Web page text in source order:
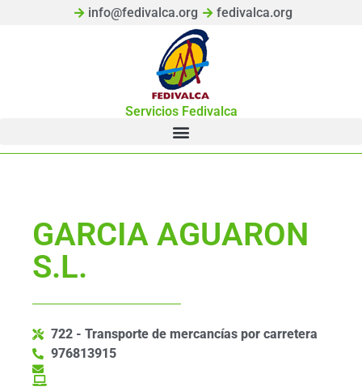
info@fedivalca.org fedivalca.org
Servicios Fedivalca
GARCIA AGUARON
S.L.
722 - Transporte de mercancías por carretera
976813915